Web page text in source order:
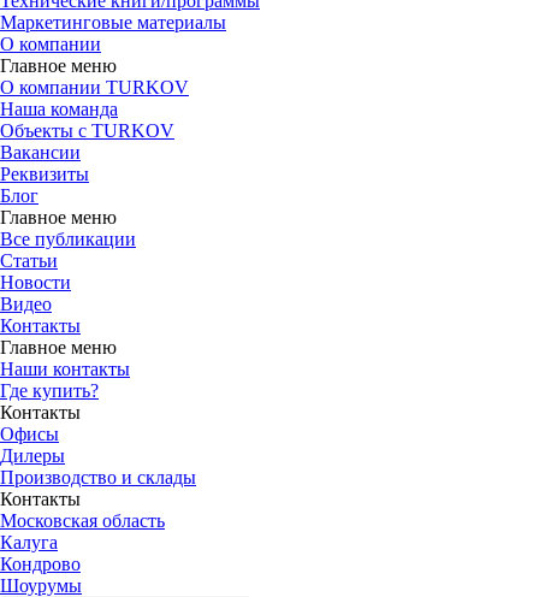
Маркетинговые материалы
О компании
Главное меню
О компании TURKOV
Наша команда
Объекты с TURKOV
Вакансии
Реквизиты
Блог
Главное меню
Все публикации
Статьи
Новости
Видео
Контакты
Главное меню
Наши контакты
Где купить?
Контакты
Офисы
Дилеры
Производство и склады
Контакты
Московская область
Калуга
Кондрово
Шоурумы